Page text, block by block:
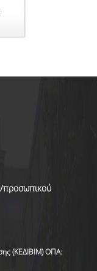
προσωπικού
(ΚΕΔΙΒΙΜ) ΟΠΑ: